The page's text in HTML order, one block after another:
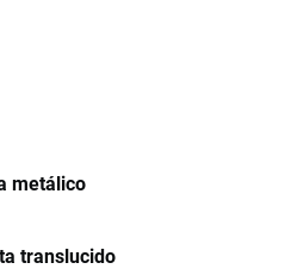
metálico
translucido